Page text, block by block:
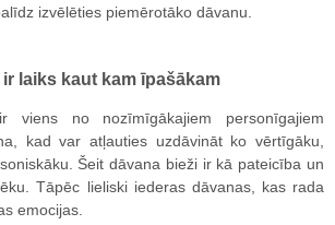
izvēlēties piemērotāko dāvanu.
laiks kaut kam īpašākam
viens no nozīmīgākajiem personīgajiem
kad var atļauties uzdāvināt ko vērtīgāku,
Šeit dāvana bieži ir kā pateicība un
Tāpēc lieliski iederas dāvanas, kas rada
emocijas.